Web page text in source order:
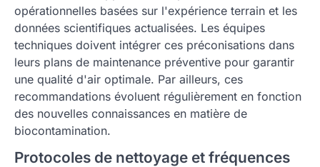
opérationnelles basées sur l'expérience terrain et les
données scientifiques actualisées. Les équipes
techniques doivent intégrer ces préconisations dans
leurs plans de maintenance préventive pour garantir
une qualité d'air optimale. Par ailleurs, ces
recommandations évoluent régulièrement en fonction
des nouvelles connaissances en matière de
biocontamination.
Protocoles de nettoyage et fréquences